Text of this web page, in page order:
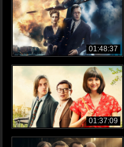
01:48:37
01:37:09